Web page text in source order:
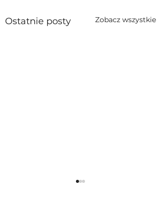
Ostatnie posty Zobacz wszystkie